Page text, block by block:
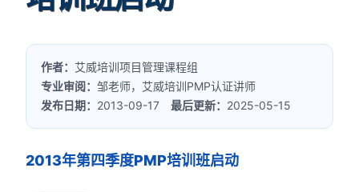
作者： 艾威培训项目管理课程组
专业审阅：邹老师，艾威培训PMP认证讲师
发布日期： 2013-09-17最后更新： 2025-05-15
2013年第四季度PMP培训班启动